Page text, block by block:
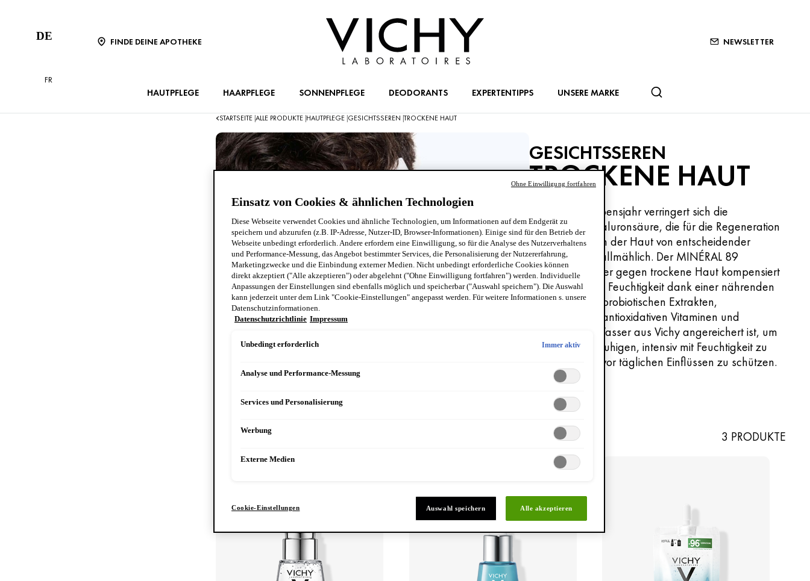
DE
FR
FINDE DEINE APOTHEKE NEWSLETTER
HAUTPFLEGE HAARPFLEGE SONNENPFLEGE DEODORANTS EXPERTENTIPPS UNSERE MARKE
STARTSEITE|ALLE PRODUKTEHAUTPFLEGEGESICHTSSEREN|TROCKENE HAUT
GESICHTSSEREN
TROCKENE HAUT
Ab dem 20. Lebensjahr verringert sich die
epidermale Hyaluronsäure, die für die Regeneration
und Hydratation der Haut von entscheidender
Bedeutung ist, allmählich. Der MINÉRAL 89
Hyaluron-Booster gegen trockene Haut kompensiert
den Mangel an Feuchtigkeit dank einer nährenden
Formel, die mit probiotischen Extrakten,
Niacinamiden, antioxidativen Vitaminen und
vulkanischen Wasser aus Vichy angereichert ist, um
die Haut zu beruhigen, intensiv mit Feuchtigkeit zu
versorgen und vor täglichen Einflüssen zu schützen.
3 PRODUKTE
Einsatz von Cookies & ähnlichen Technologien
Diese Webseite verwendet Cookies und ähnliche Technologien, um Informationen auf dem Endgerät zu
speichern und abzurufen (z.B. IP-Adresse, Nutzer-ID, Browser-Informationen). Einige sind für den Betrieb der
Webseite unbedingt erforderlich. Andere erfordern eine Einwilligung, so für die Analyse des Nutzerverhaltens
und Performance-Messung, das Angebot bestimmter Services, die Personalisierung der Nutzererfahrung,
Marketingzwecke und die Einbindung externer Medien. Nicht unbedingt erforderliche Cookies können
direkt akzeptiert ("Alle akzeptieren") oder abgelehnt ("Ohne Einwilligung fortfahren") werden. Individuelle
Anpassungen der Einstellungen sind ebenfalls möglich und speicherbar ("Auswahl speichern"). Die Auswahl
kann jederzeit unter dem Link "Cookie-Einstellungen" angepasst werden. Für weitere Informationen s. unsere
Datenschutzinformationen.
Datenschutzrichtlinie Impressum
Unbedingt erforderlich Immer aktiv
Analyse und Performance-Messung
Services und Personalisierung
Werbung
Externe Medien
Cookie-Einstellungen Auswahl speichern Alle akzeptieren
Ohne Einwilligung fortfahren